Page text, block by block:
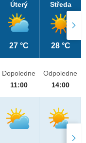
Úterý
27 °C
Středa
28 °C
Dopoledne
11:00
Odpoledne
14:00